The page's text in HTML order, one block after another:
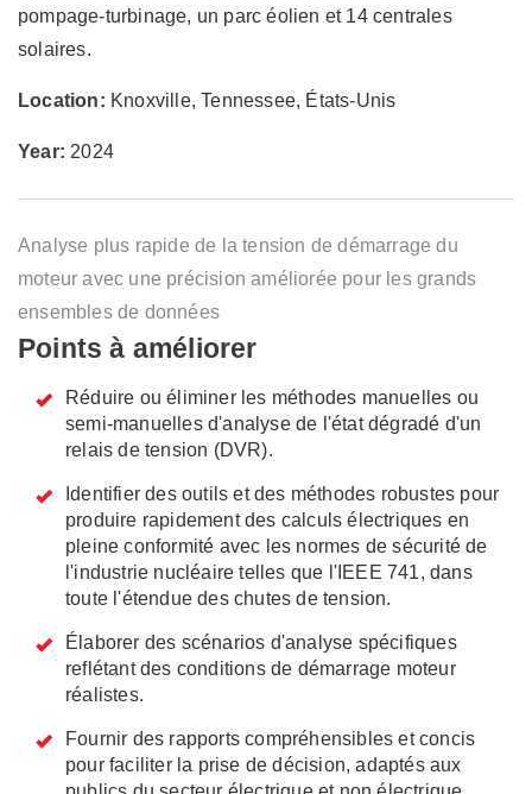
pompage-turbinage, un parc éolien et 14 centrales
solaires.
Location: Knoxville, Tennessee, États-Unis
Year: 2024
Analyse plus rapide de la tension de démarrage du
moteur avec une précision améliorée pour les grands
ensembles de données
Points à améliorer
Réduire ou éliminer les méthodes manuelles ou
semi-manuelles d'analyse de l'état dégradé d'un
relais de tension (DVR).
Identifier des outils et des méthodes robustes pour
produire rapidement des calculs électriques en
pleine conformité avec les normes de sécurité de
l'industrie nucléaire telles que l'IEEE 741, dans
toute l'étendue des chutes de tension.
Élaborer des scénarios d'analyse spécifiques
reflétant des conditions de démarrage moteur
réalistes.
Fournir des rapports compréhensibles et concis
pour faciliter la prise de décision, adaptés aux